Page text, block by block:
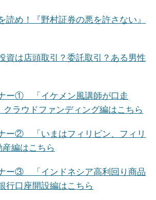
読め！『野村証券の悪を許さない』
資は店頭取引？委託取引？ある男性
ー① 「イケメン風講師が口走
クラウドファンディング編はこちら
ー② 「いまはフィリピン、フィリ
編はこちら
ー③ 「インドネシア高利回り商品
行口座開設編はこちら